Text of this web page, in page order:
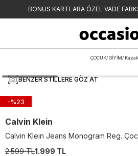
BONUS KARTLARA ÖZEL VADE
ÇOCUK/GİYİM/ Kazak
BENZER STILLERE GÖZ AT
-%23
Calvin Klein
Calvin Klein Jeans Monogram Reg.
2.599 TL1.999 TL